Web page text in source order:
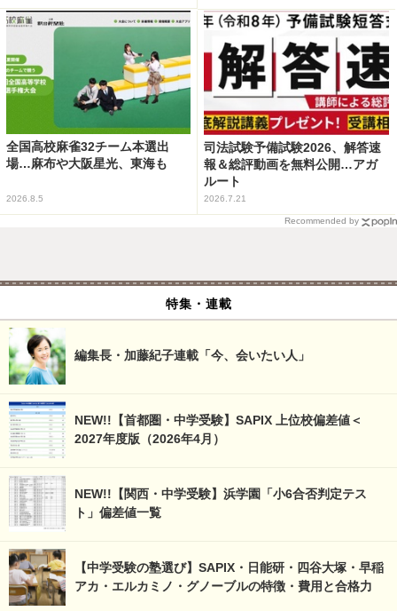
全国高校麻雀32チーム本選出
場…麻布や大阪星光、東海も
2026.8.5
司法試験予備試験2026、解答速
報＆総評動画を無料公開…アガ
ルート
2026.7.21
Recommended by
特集・連載
編集長・加藤紀子連載「今、会いたい人」
NEW!!【首都圏・中学受験】SAPIX 上位校偏差値＜
2027年度版（2026年4月）
NEW!!【関西・中学受験】浜学園「小6合否判定テス
ト」偏差値一覧
【中学受験の塾選び】SAPIX・日能研・四谷大塚・早稲
アカ・エルカミノ・グノーブルの特徴・費用と合格力